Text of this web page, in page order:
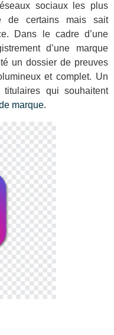
sociaux les plus
de certains mais sait
Dans le cadre d’une
d’une marque
un dossier de preuves
et complet. Un
qui souhaitent
marque.